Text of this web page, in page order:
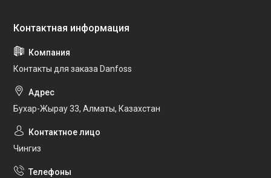
Контакты для заказа Danfoss
Бухар-Жырау 33, Алматы, Казахстан
Чингиз